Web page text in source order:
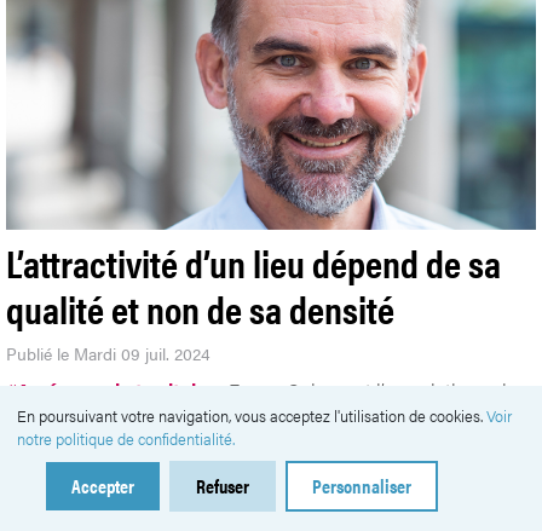
L’attractivité d’un lieu dépend de sa
qualité et non de sa densité
Publié le Mardi 09 juil. 2024
#Aménager le territoire
EspaceSuisse est l’association suisse
pour l’aménagement du territoire. Elle informe, soutient et met
en réseau des experts du développement territorial, de la
planification des transports, de l’architecture et du droit.
Interview avec son directeur.
En poursuivant votre navigation, vous acceptez l'utilisation de cookies.Voir
notre politique de confidentialité.
Accepter Refuser Personnaliser